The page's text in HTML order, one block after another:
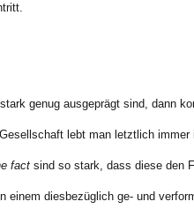
genug ausgeprägt sind, dann
lebt man letztlich
factsind so stark, dass diese den
einem diesbezüglich ge- und